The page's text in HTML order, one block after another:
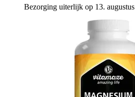
Bezorging uiterlijk op 13. augustus